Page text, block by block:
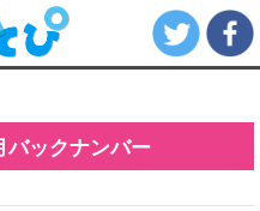
バックナンバー